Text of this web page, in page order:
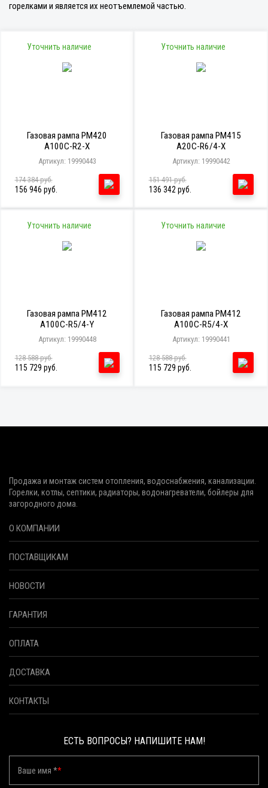
горелками и является их неотъемлемой частью.
Уточнить наличие
Газовая рампа PM420
A100C-R2-X
Артикул: 19990443
174 384 руб.
156 946 руб.
Уточнить наличие
Газовая рампа PM415
A20C-R6/4-X
Артикул: 19990442
151 491 руб.
136 342 руб.
Уточнить наличие
Газовая рампа PM412
A100C-R5/4-Y
Артикул: 19990448
128 588 руб.
115 729 руб.
Уточнить наличие
Газовая рампа PM412
A100C-R5/4-X
Артикул: 19990441
128 588 руб.
115 729 руб.
Продажа и монтаж систем отопления, водоснабжения, канализации.
Горелки, котлы, септики, радиаторы, водонагреватели, бойлеры для
загородного дома.
О КОМПАНИИ
ПОСТАВЩИКАМ
НОВОСТИ
ГАРАНТИЯ
ОПЛАТА
ДОСТАВКА
КОНТАКТЫ
ЕСТЬ ВОПРОСЫ? НАПИШИТЕ НАМ!
Ваше имя **